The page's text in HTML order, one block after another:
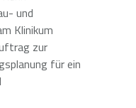
und
Klinikum
zur
für ein